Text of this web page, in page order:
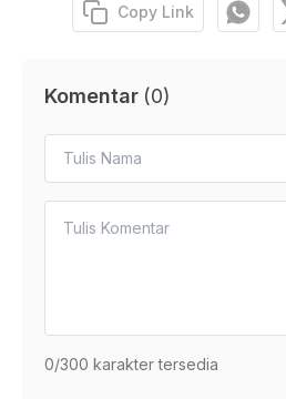
Copy Link
Komentar (0)
0/300 karakter tersedia